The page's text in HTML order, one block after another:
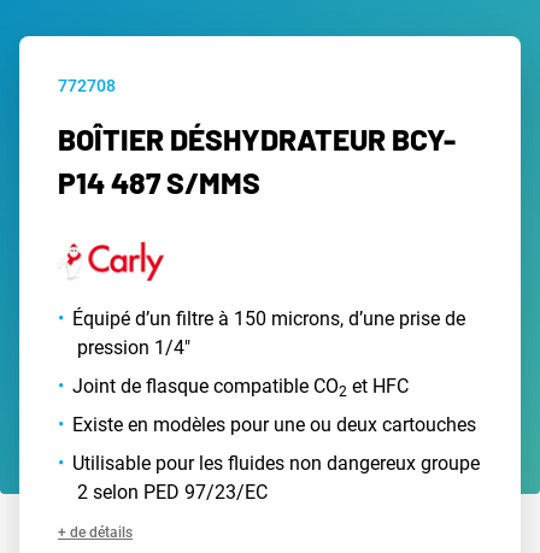
772708
BOÎTIER DÉSHYDRATEUR BCY-
P14 487 S/MMS
Équipé d’un filtre à 150 microns, d’une prise de
pression 1/4"
Joint de flasque compatible CO2 et HFC
Existe en modèles pour une ou deux cartouches
Utilisable pour les fluides non dangereux groupe
2 selon PED 97/23/EC
+ de détails